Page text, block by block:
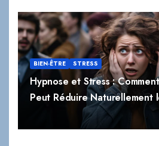
BIEN-ÊTRE STRESS
Hypnose et Stress :
Peut Réduire Naturellement